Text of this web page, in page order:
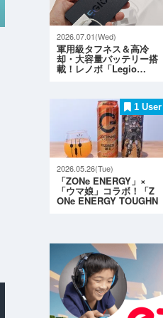
2026.07.01(Wed)
軍用級タフネス＆高冷
却・大容量バッテリー搭
載！レノボ「Legio…
1 User
2026.05.26(Tue)
「ZONe ENERGY」×
「ウマ娘」コラボ！「Z
ONe ENERGY TOUGHN